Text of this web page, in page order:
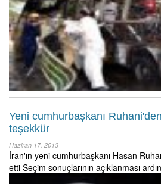
Yeni cumhurbaşkanı
teşekkür
Haziran 17, 2013
İran'ın yeni cumhurbaşkanı Hasan
etti Seçim sonuçlarının açıklanması